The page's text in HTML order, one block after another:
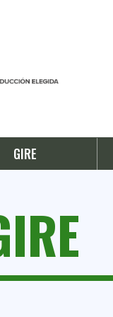
GIRE